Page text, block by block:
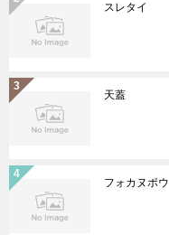
スレタイ
天蓋
フォカヌポウ